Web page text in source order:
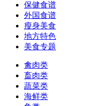
保健食谱
外国食谱
瘦身美食
地方特色
美食专题
禽肉类
畜肉类
蔬菜类
海鲜类